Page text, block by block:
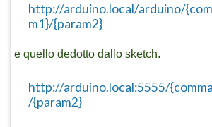
http://arduino.local/arduino/
m1}/{param2}
e quello dedotto dallo sketch.
http://arduino.local:5555/
/{param2}